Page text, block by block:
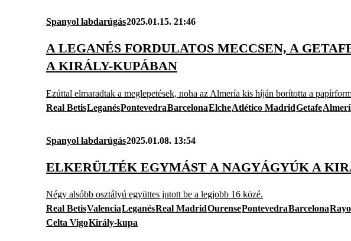
Spanyol labdarúgás2025.01.15. 21:46
A LEGANÉS FORDULATOS MECCSEN, A
A KIRÁLY-KUPÁBAN
Ezúttal elmaradtak a meglepetések, noha az Almería kis híján borította a
Real BetisLeganésPontevedraBarcelonaElcheAtlético MadridGetafe
Spanyol labdarúgás2025.01.08. 13:54
ELKERÜLTÉK EGYMÁST A NAGYÁGYÚK A
Négy alsóbb osztályú együttes jutott be a legjobb 16 közé.
Real BetisValenciaLeganésReal MadridOurensePontevedraBarcelona
Celta VigoKirály-kupa